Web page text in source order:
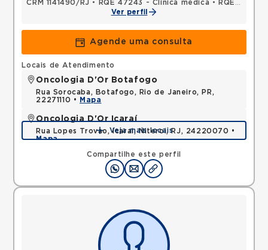
CRM 1141490/RJ • RQE 47243 - Clínica médica •
RQE 47453 - Hematologia e hemoterapia
Ver perfil
Agende uma consulta
Compartilhe este perfil
Locais de Atendimento
Oncologia D'Or Botafogo
Rua Sorocaba, Botafogo, Rio de Janeiro, PR,
22271110 •
Mapa
Oncologia D'Or Icaraí
Rua Lopes Trovao, Icarai, Niteroi, RJ, 24220070 •
Mapa
Veja mais locais